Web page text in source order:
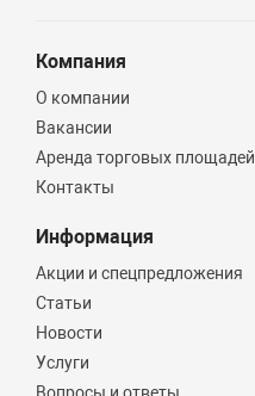
Экоролл
IQWatt
GAPPO
Тип монтажа
Компания
О компании
Вакансии
Аренда торговых площадей
Контакты
Информация
Акции и спецпредложения
Статьи
Новости
Услуги